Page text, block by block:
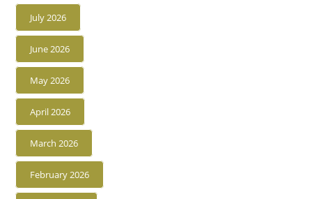
July 2026
June 2026
May 2026
April 2026
March 2026
February 2026